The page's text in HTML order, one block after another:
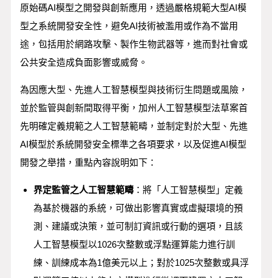
原始碼AI模型之開發與創新應用，透過嚴格規範大型AI模
型之系統開發安全性，避免AI技術被濫用或作為不當用
途，包括用於網路攻擊、製作生物武器等，進而對社會或
公共安全造成負面影響或威脅。
為因應大型、先進人工智慧模型與技術衍生問題或風險，
並於監管與創新間取得平衡，加州人工智慧模型法草案首
先明確定義規範之人工智慧範疇，並制定對於大型、先進
AI模型於系統開發安全標準之各項要求，以及促進AI模型
開發之舉措，重點內容說明如下：
界定監管之人工智慧範疇 ：將「人工智慧模型」定義
為基於機器的系統，可做出影響真實或虛擬環境的預
測、建議或決策，並可制訂資訊或行動的選項，且該
人工智慧模型以1026次整數或浮點運算能力進行訓
練、訓練成本為1億美元以上；對於1025次整數或具浮